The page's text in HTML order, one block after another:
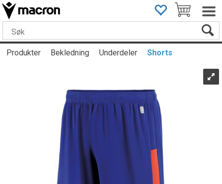
Produkter Bekledning Underdeler Shorts